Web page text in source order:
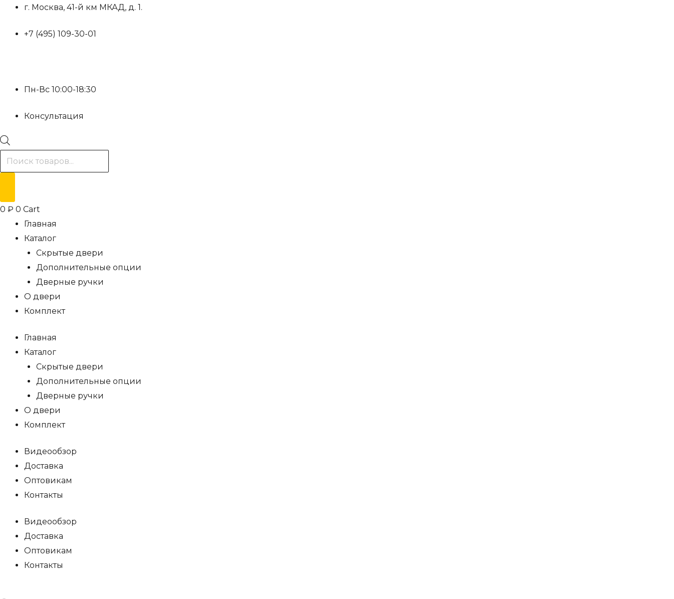
Перейти
содержимому
г. Москва, 41-й км МКАД, д. 1.
+7 (495) 109-30-01
Пн-Вс 10:00-18:30
Консультация
Поиск
товаров
0 ₽ 0 Cart
Главная
Каталог
Скрытые двери
Дополнительные опции
Дверные ручки
О двери
Комплект
Главная
Каталог
Скрытые двери
Дополнительные опции
Дверные ручки
О двери
Комплект
Видеообзор
Доставка
Оптовикам
Контакты
Видеообзор
Доставка
Оптовикам
Контакты